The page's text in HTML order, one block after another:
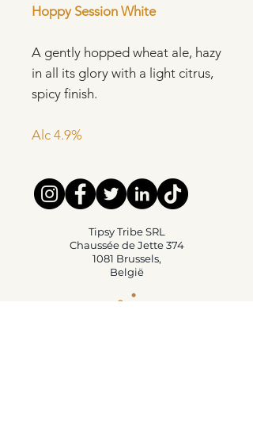
Hoppy Session White
A gently hopped wheat ale, hazy
in all its glory with a light citrus,
spicy finish.
Alc 4.9%
Tipsy Tribe SRL
Chaussée de Jette 374
1081 Brussels,
België